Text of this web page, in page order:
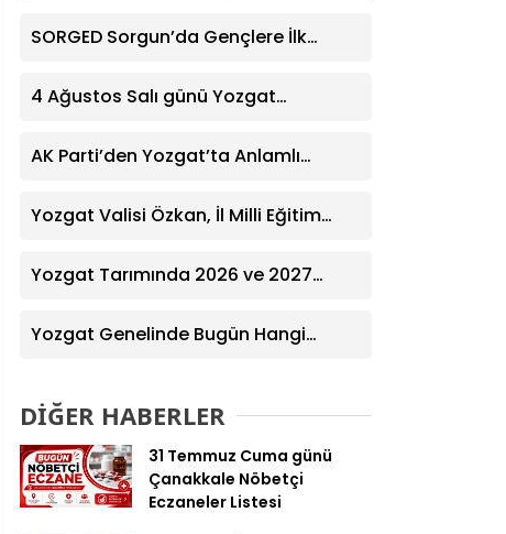
SORGED Sorgun’da Gençlere İlk
4 Ağustos Salı günü Yozgat
Eczane
AK Parti’den Yozgat’ta Anlamlı
Dernek Üyeleriyle Buluştu
Yozgat Valisi Özkan, İl Milli Eğitim
Yozgat Tarımında 2026 ve 2027
Yozgat Genelinde Bugün Hangi
DİĞER HABERLER
31 Temmuz Cuma günü
Çanakkale Nöbetçi
Eczaneler Listesi